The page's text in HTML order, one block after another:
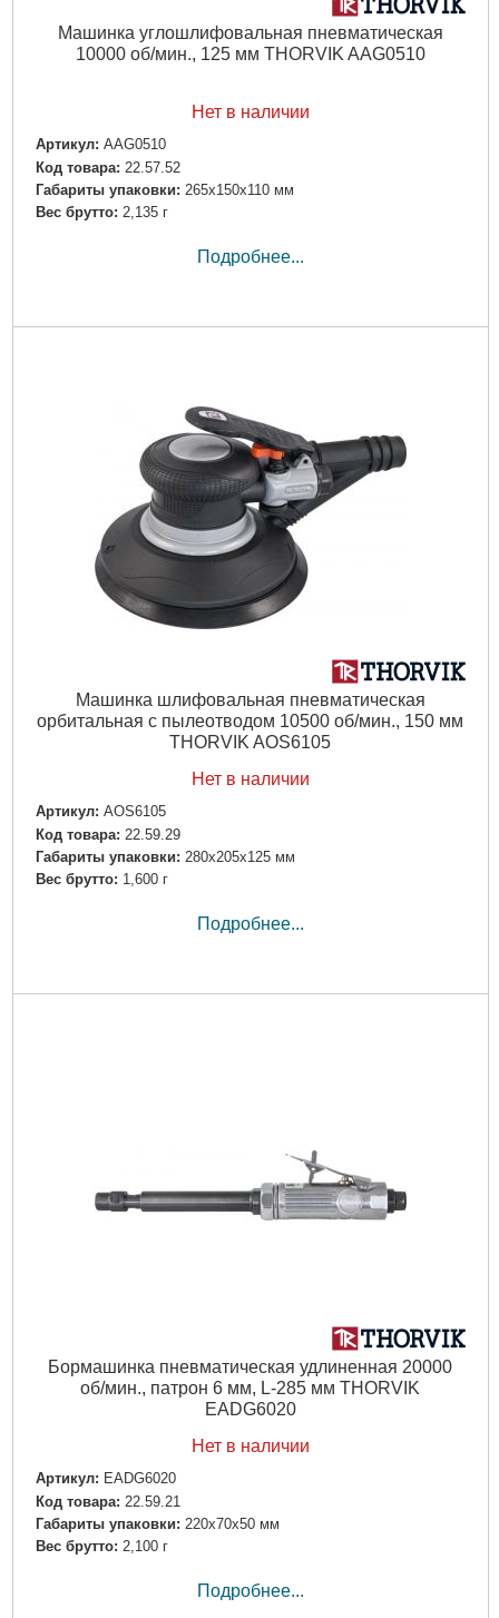
Машинка углошлифовальная пневматическая
10000 об/мин., 125 мм THORVIK AAG0510
Нет в наличии
Артикул: AAG0510
Код товара: 22.57.52
Габариты упаковки: 265x150x110 мм
Вес брутто: 2,135 г
Подробнее...
Машинка шлифовальная пневматическая
орбитальная с пылеотводом 10500 об/мин., 150 мм
THORVIK AOS6105
Нет в наличии
Артикул: AOS6105
Код товара: 22.59.29
Габариты упаковки: 280x205x125 мм
Вес брутто: 1,600 г
Подробнее...
Бормашинка пневматическая удлиненная 20000
об/мин., патрон 6 мм, L-285 мм THORVIK
EADG6020
Нет в наличии
Артикул: EADG6020
Код товара: 22.59.21
Габариты упаковки: 220x70x50 мм
Вес брутто: 2,100 г
Подробнее...